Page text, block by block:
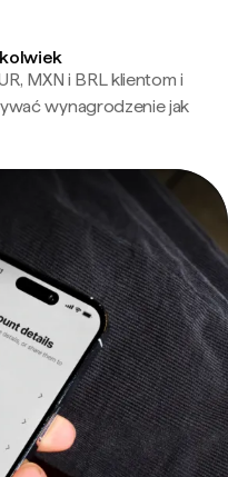
MXN i BRL klientom i
wynagrodzenie jak